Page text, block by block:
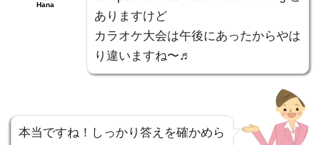
Hana
ありますけど
カラオケ大会は午後にあったからやは
り違いますね〜♬
本当ですね！しっかり答えを確かめら